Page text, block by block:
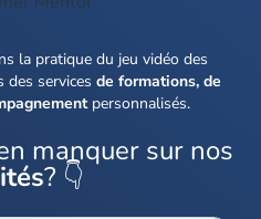
la pratique du jeu vidéo des
des services de formations, de
personnalisés.
manquer sur nos
? 👇